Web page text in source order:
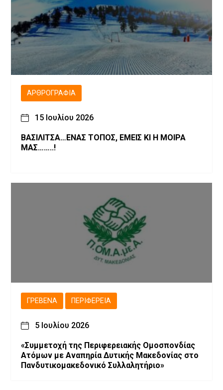
ΑΡΘΡΟΓΡΑΦΊΑ
15 Ιουλίου 2026
ΒΑΣΙΛΙΤΣΑ…ΕΝΑΣ ΤΟΠΟΣ, ΕΜΕΙΣ ΚΙ Η ΜΟΙΡΑ
ΜΑΣ……..!
ΓΡΕΒΕΝΆ ΠΕΡΙΦΈΡΕΙΑ
5 Ιουλίου 2026
«Συμμετοχή της Περιφερειακής Ομοσπονδίας
Ατόμων με Αναπηρία Δυτικής Μακεδονίας στο
Πανδυτικομακεδονικό Συλλαλητήριο»